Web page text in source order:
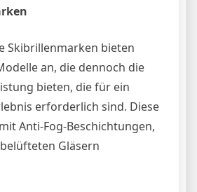
Skibrillenmarken bieten
an, die dennoch die
bieten, die für ein
erforderlich sind. Diese
Anti-Fog-Beschichtungen,
Gläsern